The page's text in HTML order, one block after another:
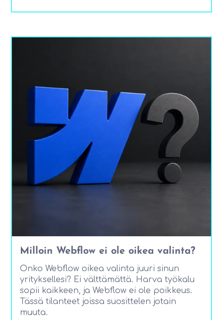
Milloin Webflow ei ole oikea valinta?
Onko Webflow oikea valinta juuri sinun
yrityksellesi? Ei välttämättä. Harva työkalu
sopii kaikkeen, ja Webflow ei ole poikkeus.
Tässä tilanteet joissa suosittelen jotain
muuta.